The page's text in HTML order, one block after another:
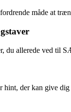
måde at
du allerede ved til
hint, der kan give